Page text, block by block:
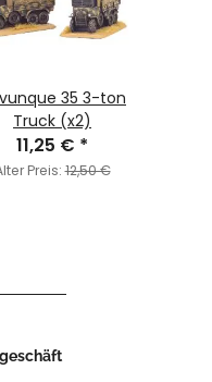
35 3-ton
Truck (x2)
11,25 € *
Preis:12,50 €